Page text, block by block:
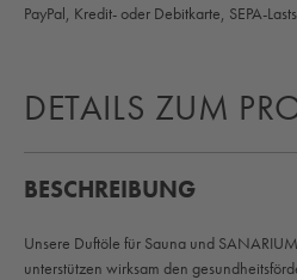
PayPal, Kredit- oder Debitkarte, SEPA-
DETAILS ZUM
BESCHREIBUNG
Unsere Duftöle für Sauna und
unterstützen wirksam den